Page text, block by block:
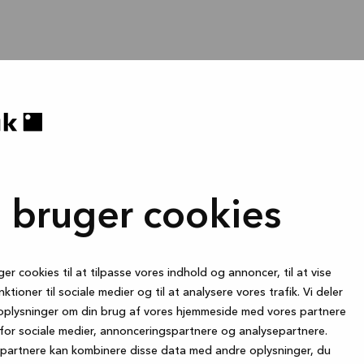
bruger cookies
cookies til at tilpasse vores indhold og annoncer, til at vise
til sociale medier og til at analysere vores trafik. Vi deler
om din brug af vores hjemmeside med vores partnere
sociale medier, annonceringspartnere og analysepartnere.
kan kombinere disse data med andre oplysninger, du